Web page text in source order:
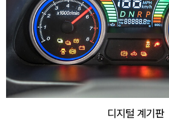
디지털 계기판